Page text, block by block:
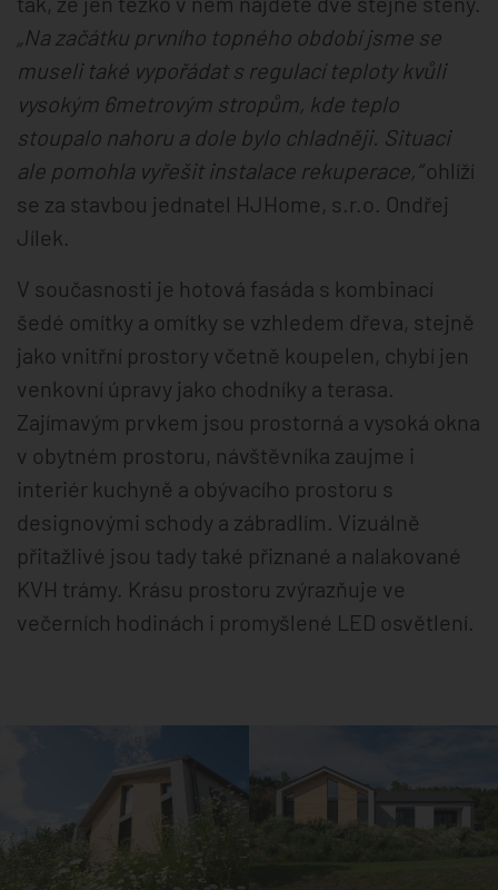
„Na začátku prvního topného období jsme se
museli také vypořádat s regulací teploty kvůli
vysokým 6metrovým stropům, kde teplo
stoupalo nahoru a dole bylo chladněji. Situaci
ale pomohla vyřešit instalace rekuperace,“ohlíží
se za stavbou jednatel HJHome, s.r.o. Ondřej
Jílek.
V současnosti je hotová fasáda s kombinací
šedé omítky a omítky se vzhledem dřeva, stejně
jako vnitřní prostory včetně koupelen, chybí jen
venkovní úpravy jako chodníky a terasa.
Zajímavým prvkem jsou prostorná a vysoká okna
v obytném prostoru, návštěvníka zaujme i
interiér kuchyně a obývacího prostoru s
designovými schody a zábradlím. Vizuálně
přitažlivé jsou tady také přiznané a nalakované
KVH trámy. Krásu prostoru zvýrazňuje ve
večerních hodinách i promyšlené LED osvětlení.